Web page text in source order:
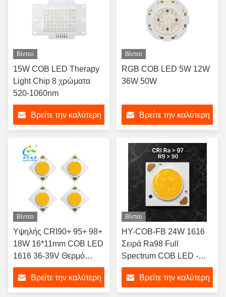
Βίντεο
15W COB LED Therapy
Light Chip 8 χρώματα
520-1060nm
Βρείτε την καλύτερη
Βίντεο
RGB COB LED 5W 12W
36W 50W
Βρείτε την καλύτερη
Βίντεο
Υψηλής CRI90+ 95+ 98+
18W 16*11mm COB LED
1616 36-39V Θερμό
Λευκό Χρώμα 5000K
4000K 3000K για
Φωτογραφία
Βρείτε την καλύτερη
Βίντεο
HY-COB-FB 24W 1616
Σειρά Ra98 Full
Spectrum COB LED -
TLCI 99.1 & TM-30 Rf 96
για Φωτισμό
Κινηματογράφου &
Βρείτε την καλύτερη